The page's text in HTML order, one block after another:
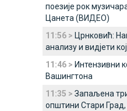
поезије рок
Цанета (ВИДЕО)
11:56 > Црнковић:
анализу и видјети
11:46 > Интензивни
Вашингтона
11:35 > Запаљена
општини Стари